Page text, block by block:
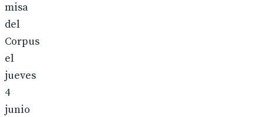
misa
del
Corpus
el
jueves
4
junio